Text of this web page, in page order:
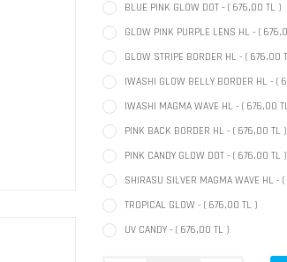
BLUE PINK GLOW DOT - ( 676,00 TL )
GLOW PINK PURPLE LENS HL - (
GLOW STRIPE BORDER HL - ( 676,00
IWASHI GLOW BELLY BORDER HL - (
IWASHI MAGMA WAVE HL - ( 676,00
PINK BACK BORDER HL - ( 676,00 TL )
PINK CANDY GLOW DOT - ( 676,00 TL )
SHIRASU SILVER MAGMA WAVE HL -
TROPICAL GLOW - ( 676,00 TL )
UV CANDY - ( 676,00 TL )